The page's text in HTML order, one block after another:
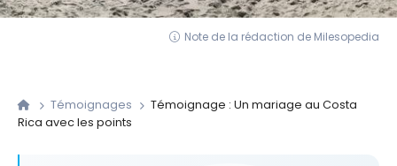
Note de la rédaction de Milesopedia
Témoignages
Témoignage : Un mariage au Costa
Rica avec les points